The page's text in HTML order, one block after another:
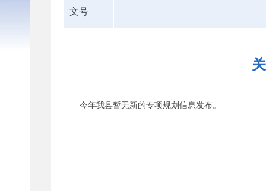
文号
今年我县暂无新的专项规划信息发布。